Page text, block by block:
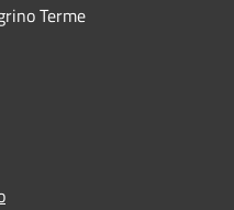
Terme